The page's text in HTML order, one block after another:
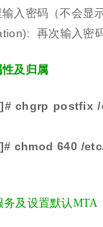
入密码（不会显示
再次输入密
性及归属
chgrp postfix /
chmod 640 /
务及设置默认MTA